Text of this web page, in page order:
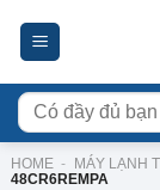
Tìm
kiếm:
HOME - MÁY LẠNH
48CR6REMPA